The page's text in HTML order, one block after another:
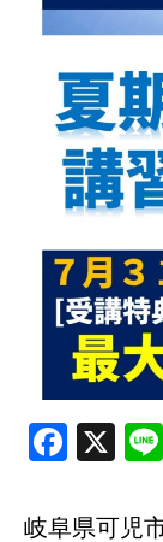
X
岐阜県可児